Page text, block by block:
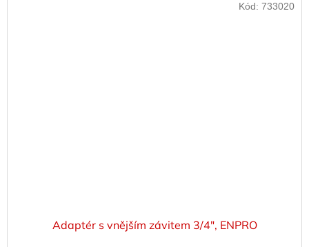
Adaptér s vnějším závitem 3/4", ENPRO
Kód: 733020